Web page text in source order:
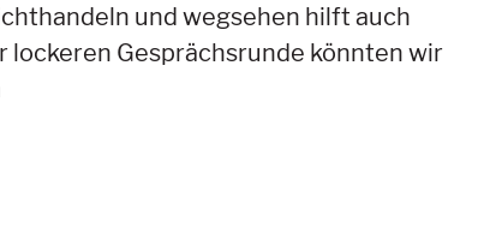
und wegsehen hilft auch
lockeren Gesprächsrunde könnten wir